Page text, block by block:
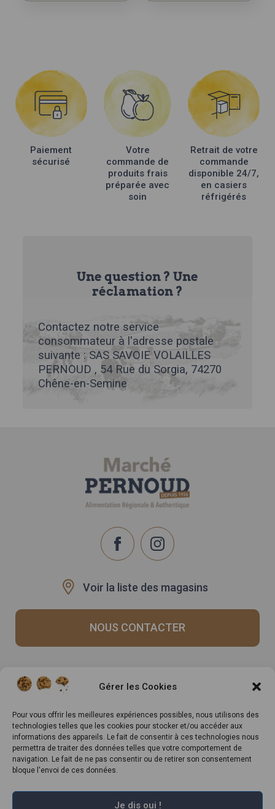
Gérer les Cookies
Pour vous offrir les meilleures expériences possibles, nous utilisons des
technologies telles que les cookies pour stocker et/ou accéder aux
informations des appareils. Le fait de consentir à ces technologies nous
permettra de traiter des données telles que votre comportement de
navigation. Le fait de ne pas consentir ou de retirer son consentement
bloque l'envoi de ces données.
Je dis oui !
Paiement
sécurisé
Votre
commande de
produits frais
préparée avec
soin
Retrait de votre
commande
disponible 24/7,
en casiers
réfrigérés
Une question ? Une
réclamation ?
Contactez notre service
consommateur à l'adresse postale
suivante : SAS SAVOIE VOLAILLES
PERNOUD , 54 Rue du Sorgia, 74270
Chêne-en-Semine
Voir la liste des magasins
NOUS CONTACTER
Recrutement
Rappels produits
Inscrivez-vous à notre
newsletter